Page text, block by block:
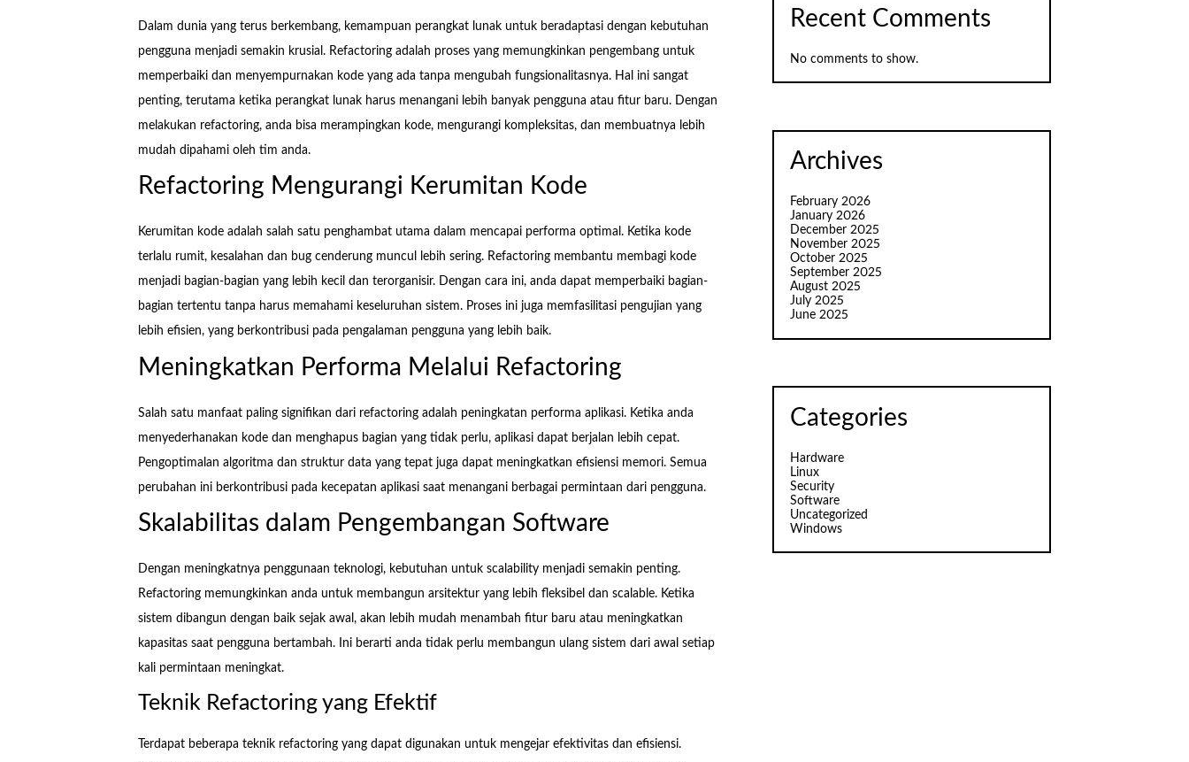
Dalam dunia yang terus berkembang, kemampuan perangkat lunak untuk beradaptasi dengan kebutuhan
pengguna menjadi semakin krusial. Refactoring adalah proses yang memungkinkan pengembang untuk
memperbaiki dan menyempurnakan kode yang ada tanpa mengubah fungsionalitasnya. Hal ini sangat
penting, terutama ketika perangkat lunak harus menangani lebih banyak pengguna atau fitur baru. Dengan
melakukan refactoring, anda bisa merampingkan kode, mengurangi kompleksitas, dan membuatnya lebih
mudah dipahami oleh tim anda.
Refactoring Mengurangi Kerumitan Kode
Kerumitan kode adalah salah satu penghambat utama dalam mencapai performa optimal. Ketika kode
terlalu rumit, kesalahan dan bug cenderung muncul lebih sering. Refactoring membantu membagi kode
menjadi bagian-bagian yang lebih kecil dan terorganisir. Dengan cara ini, anda dapat memperbaiki bagian-
bagian tertentu tanpa harus memahami keseluruhan sistem. Proses ini juga memfasilitasi pengujian yang
lebih efisien, yang berkontribusi pada pengalaman pengguna yang lebih baik.
Meningkatkan Performa Melalui Refactoring
Salah satu manfaat paling signifikan dari refactoring adalah peningkatan performa aplikasi. Ketika anda
menyederhanakan kode dan menghapus bagian yang tidak perlu, aplikasi dapat berjalan lebih cepat.
Pengoptimalan algoritma dan struktur data yang tepat juga dapat meningkatkan efisiensi memori. Semua
perubahan ini berkontribusi pada kecepatan aplikasi saat menangani berbagai permintaan dari pengguna.
Skalabilitas dalam Pengembangan Software
Dengan meningkatnya penggunaan teknologi, kebutuhan untuk scalability menjadi semakin penting.
Refactoring memungkinkan anda untuk membangun arsitektur yang lebih fleksibel dan scalable. Ketika
sistem dibangun dengan baik sejak awal, akan lebih mudah menambah fitur baru atau meningkatkan
kapasitas saat pengguna bertambah. Ini berarti anda tidak perlu membangun ulang sistem dari awal setiap
kali permintaan meningkat.
Teknik Refactoring yang Efektif
Terdapat beberapa teknik refactoring yang dapat digunakan untuk mengejar efektivitas dan efisiensi.
Recent Comments
No comments to show.
Archives
February 2026
January 2026
December 2025
November 2025
October 2025
September 2025
August 2025
July 2025
June 2025
Categories
Hardware
Linux
Security
Software
Uncategorized
Windows